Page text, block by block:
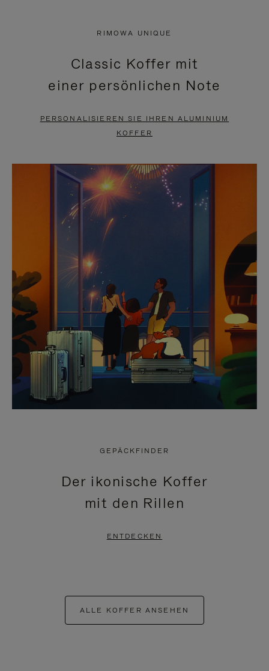
PAUSIERT,
BITTE
DRÜCKEN
ANZUHALTEN
KLICKEN
SIE
ZUM
AUFHEBEN
STUMMSCHALTUNG
RIMOWA UNIQUE
Classic Koffer mit
einer persönlichen Note
PERSONALISIEREN SIE IHREN ALUMINIUM
KOFFER
GEPÄCKFINDER
Der ikonische Koffer
mit den Rillen
ENTDECKEN
ALLE KOFFER ANSEHEN